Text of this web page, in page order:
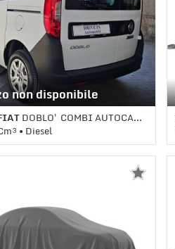
non disponibile
DOBLO' COMBI AUTOCARRO N1 5 POSTI 1.3 MJT 95CV
• Diesel
Km • Cambio Manuale (5) •